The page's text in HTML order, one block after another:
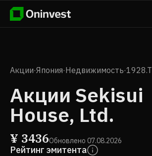
Акции·Япония·Недвижимость·1928.T
Акции Sekisui
House, Ltd.
¥ 3436Обновлено 07.08.2026
Рейтинг эмитента